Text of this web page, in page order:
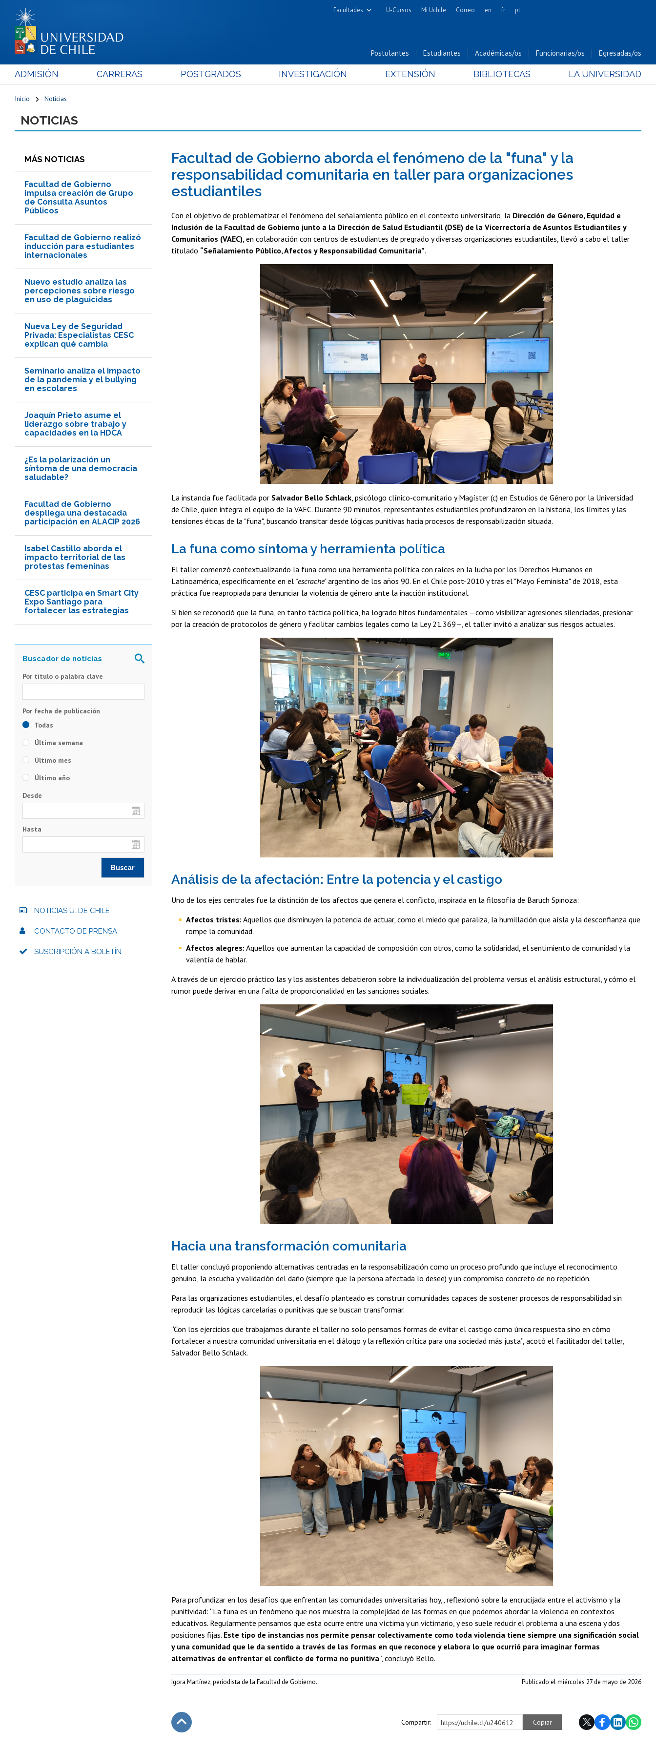
Facultades
Cs. Físicas y Matemáticas
Cs. Forestales y Conservación
Cs. Químicas y Farmacéuticas
Cs. Sociales
Estudios Avanzados en Educación
Estudios Internacionales
Nutrición y Tecnología de
Bachillerato
Hospital Clínico
U-Cursos Mi Uchile Correo en fr pt
Postulantes Estudiantes Académicas/os Funcionarias/os Egresadas/os
ADMISIÓN CARRERAS POSTGRADOS INVESTIGACIÓN EXTENSIÓN BIBLIOTECAS LA UNIVERSIDAD
Inicio Noticias
NOTICIAS
MÁS NOTICIAS
Facultad de Gobierno
impulsa creación de Grupo
de Consulta Asuntos
Públicos
Facultad de Gobierno realizó
inducción para estudiantes
internacionales
Nuevo estudio analiza las
percepciones sobre riesgo
en uso de plaguicidas
Nueva Ley de Seguridad
Privada: Especialistas CESC
explican qué cambia
Seminario analiza el impacto
de la pandemia y el bullying
en escolares
Joaquín Prieto asume el
liderazgo sobre trabajo y
capacidades en la HDCA
¿Es la polarización un
síntoma de una democracia
saludable?
Facultad de Gobierno
despliega una destacada
participación en ALACIP 2026
Isabel Castillo aborda el
impacto territorial de las
protestas femeninas
CESC participa en Smart City
Expo Santiago para
fortalecer las estrategias
Facultad de Gobierno aborda el fenómeno de la "funa" y la
responsabilidad comunitaria en taller para organizaciones
estudiantiles
Con el objetivo de problematizar el fenómeno del señalamiento público en el contexto universitario, la Dirección de Género, Equidad e
Inclusión de la Facultad de Gobierno junto a la Dirección de Salud Estudiantil (DSE) de la Vicerrectoría de Asuntos Estudiantiles y
Comunitarios (VAEC) , en colaboración con centros de estudiantes de pregrado y diversas organizaciones estudiantiles, llevó a cabo el taller
titulado “Señalamiento Público, Afectos y Responsabilidad Comunitaria”.
La instancia fue facilitada por Salvador Bello Schlack , psicólogo clínico-comunitario y Magíster (c) en Estudios de Género por la Universidad
de Chile, quien integra el equipo de la VAEC. Durante 90 minutos, representantes estudiantiles profundizaron en la historia, los límites y las
tensiones éticas de la "funa", buscando transitar desde lógicas punitivas hacia procesos de responsabilización situada.
La funa como síntoma y herramienta política
El taller comenzó contextualizando la funa como una herramienta política con raíces en la lucha por los Derechos Humanos en
Latinoamérica, específicamente en el "escrache"argentino de los años 90. En el Chile post-2010 y tras el "Mayo Feminista" de 2018, esta
práctica fue reapropiada para denunciar la violencia de género ante la inacción institucional.
Si bien se reconoció que la funa, en tanto táctica política, ha logrado hitos fundamentales —como visibilizar agresiones silenciadas, presionar
por la creación de protocolos de género y facilitar cambios legales como la Ley 21.369—, el taller invitó a analizar sus riesgos actuales.
Análisis de la afectación: Entre la potencia y el castigo
Uno de los ejes centrales fue la distinción de los afectos que genera el conflicto, inspirada en la filosofía de Baruch Spinoza:
Afectos tristes: Aquellos que disminuyen la potencia de actuar, como el miedo que paraliza, la humillación que aísla y la desconfianza que
rompe la comunidad.
Afectos alegres: Aquellos que aumentan la capacidad de composición con otros, como la solidaridad, el sentimiento de comunidad y la
valentía de hablar.
A través de un ejercicio práctico las y los asistentes debatieron sobre la individualización del problema versus el análisis estructural, y cómo el
rumor puede derivar en una falta de proporcionalidad en las sanciones sociales.
Hacia una transformación comunitaria
El taller concluyó proponiendo alternativas centradas en la responsabilización como un proceso profundo que incluye el reconocimiento
genuino, la escucha y validación del daño (siempre que la persona afectada lo desee) y un compromiso concreto de no repetición.
Para las organizaciones estudiantiles, el desafío planteado es construir comunidades capaces de sostener procesos de responsabilidad sin
reproducir las lógicas carcelarias o punitivas que se buscan transformar.
“Con los ejercicios que trabajamos durante el taller no solo pensamos formas de evitar el castigo como única respuesta sino en cómo
fortalecer a nuestra comunidad universitaria en el diálogo y la reflexión crítica para una sociedad más justa”, acotó el facilitador del taller,
Salvador Bello Schlack.
Para profundizar en los desafíos que enfrentan las comunidades universitarias hoy,, reflexionó sobre la encrucijada entre el activismo y la
punitividad: “La funa es un fenómeno que nos muestra la complejidad de las formas en que podemos abordar la violencia en contextos
educativos. Regularmente pensamos que esta ocurre entre una víctima y un victimario, y eso suele reducir el problema a una escena y dos
posiciones fijas. Este tipo de instancias nos permite pensar colectivamente como toda violencia tiene siempre una significación social
y una comunidad que le da sentido a través de las formas en que reconoce y elabora lo que ocurrió para imaginar formas
alternativas de enfrentar el conflicto de forma no punitiva”, concluyó Bello.
Igora Martínez, periodista de la Facultad de Gobierno. Publicado el miércoles 27 de mayo de 2026
Compartir: https://uchile.cl/u240612 Copiar
Por título o palabra clave
Todas
Última semana
Último mes
Último año
Desde
Hasta
NOTICIAS U. DE CHILE
CONTACTO DE PRENSA
SUSCRIPCIÓN A BOLETÍN